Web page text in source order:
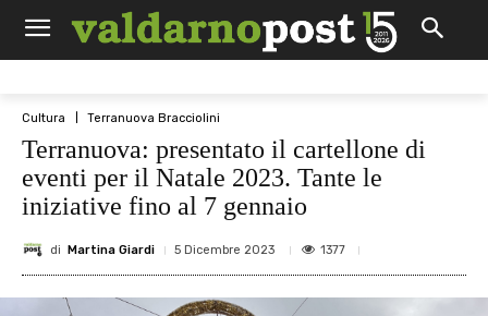
Cultura Terranuova Bracciolini
Terranuova: presentato il cartellone di
eventi per il Natale 2023. Tante le
iniziative fino al 7 gennaio
di Martina Giardi 5 Dicembre 2023 1377